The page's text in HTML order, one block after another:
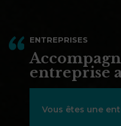
ENTREPRISES
entreprise
Vous êtes une